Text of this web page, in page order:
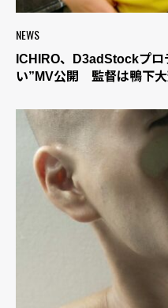
NEWS
ICHIRO、D3adStockプロ
い”MV公開 監督は鴨下